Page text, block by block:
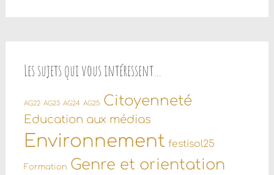
Les sujets qui vous intéressent…
AG22 AG23 AG24 AG25 Citoyenneté
Education aux médias
Environnement festisol25
Formation Genre et orientation